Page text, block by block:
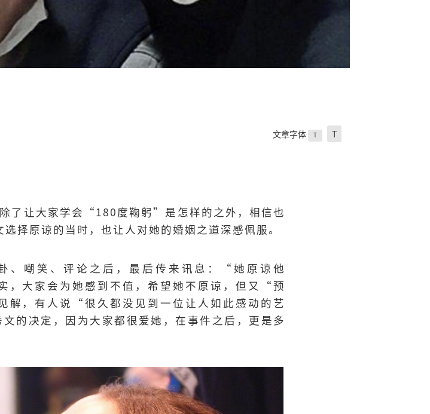
文章字体 T T
了让大家学会“180度鞠躬”是怎样的之外，相信也
择原谅的当时，也让人对她的婚姻之道深感佩服。
、嘲笑、评论之后，最后传来讯息：“她原谅他
大家会为她感到不值，希望她不原谅，但又“预
解，有人说“很久都没见到一位让人如此感动的艺
的决定，因为大家都很爱她，在事件之后，更是多